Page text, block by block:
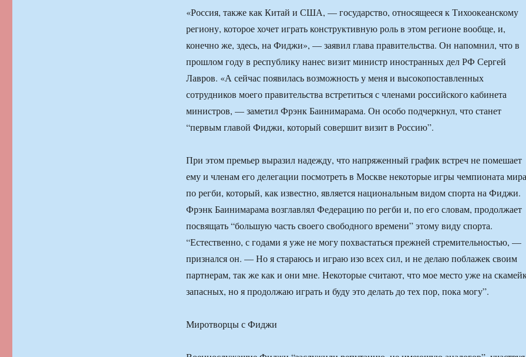
«Россия, также как Китай и США, — государство, относящееся к Тихоокеанскому
региону, которое хочет играть конструктивную роль в этом регионе вообще, и,
конечно же, здесь, на Фиджи», — заявил глава правительства. Он напомнил, что в
прошлом году в республику нанес визит министр иностранных дел РФ Сергей
Лавров. «А сейчас появилась возможность у меня и высокопоставленных
сотрудников моего правительства встретиться с членами российского кабинета
министров, — заметил Фрэнк Баинимарама. Он особо подчеркнул, что станет
“первым главой Фиджи, который совершит визит в Россию”.
При этом премьер выразил надежду, что напряженный график встреч не помешает
ему и членам его делегации посмотреть в Москве некоторые игры чемпионата мира
по регби, который, как известно, является национальным видом спорта на Фиджи.
Фрэнк Баинимарама возглавлял Федерацию по регби и, по его словам, продолжает
посвящать “большую часть своего свободного времени” этому виду спорта.
“Естественно, с годами я уже не могу похвастаться прежней стремительностью, —
признался он. — Но я стараюсь и играю изо всех сил, и не делаю поблажек своим
партнерам, так же как и они мне. Некоторые считают, что мое место уже на
запасных, но я продолжаю играть и буду это делать до тех пор, пока могу”.
Миротворцы с Фиджи